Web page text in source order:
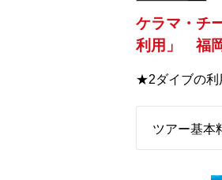
ケラマ・チ
利用」 福
★2ダイブの利
ツアー基本